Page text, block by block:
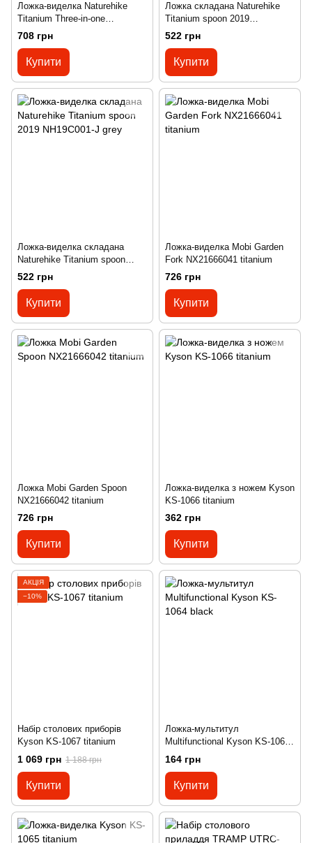
Ложка-виделка Naturehike
Titanium Three-in-one
NH19T012-D grey
708 грн
Купити
Ложка складана Naturehike
Titanium spoon 2019
NH19C001-J grey
522 грн
Купити
Ложка-виделка складана
Naturehike Titanium spoon
2019 NH19C001-J grey
522 грн
Купити
Ложка-виделка Mobi Garden
Fork NX21666041 titanium
726 грн
Купити
Ложка Mobi Garden Spoon
NX21666042 titanium
726 грн
Купити
Ложка-виделка з ножем Kyson
KS-1066 titanium
362 грн
Купити
АКЦІЯ
−10%
Набір столових приборів
Kyson KS-1067 titanium
1 069 грн 1 188 грн
Купити
Ложка-мультитул
Multifunctional Kyson KS-1064
black
164 грн
Купити